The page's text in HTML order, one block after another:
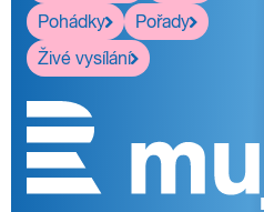
Pohádky
Pořady
Živé vysílání